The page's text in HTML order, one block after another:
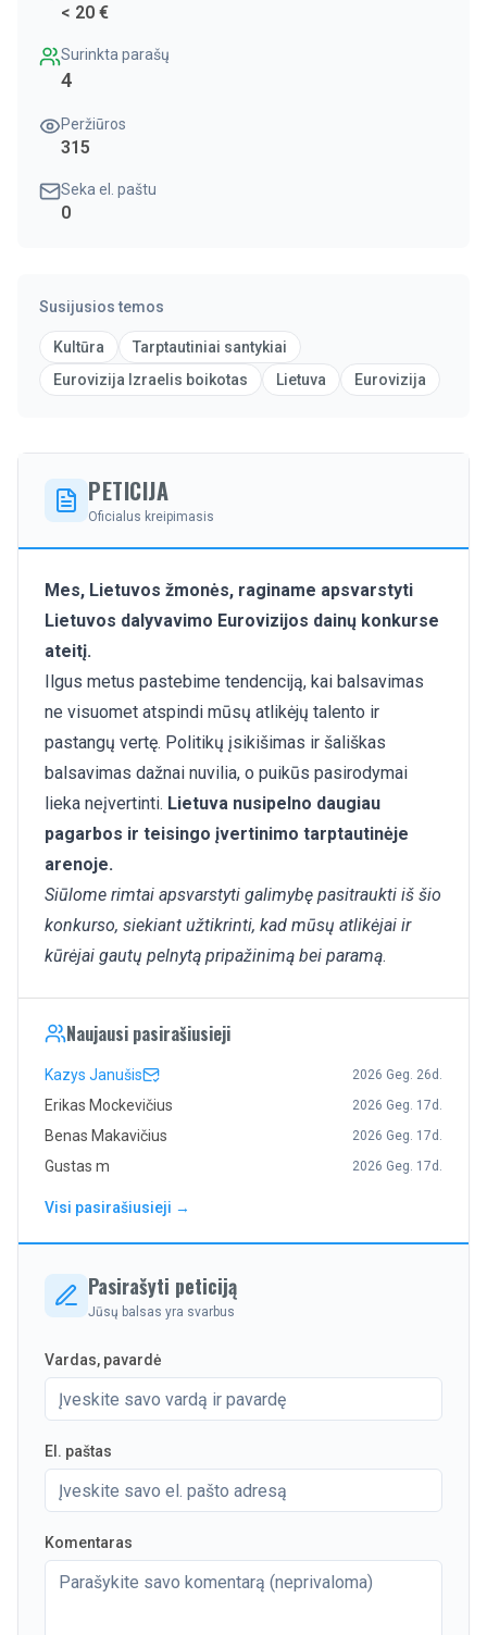
< 20 €
Surinkta parašų
4
Peržiūros
315
Seka el. paštu
0
Susijusios temos
Kultūra
Tarptautiniai santykiai
Eurovizija Izraelis boikotas
Lietuva Eurovizija
PETICIJA
Oficialus kreipimasis
Mes, Lietuvos žmonės, raginame apsvarstyti
Lietuvos dalyvavimo Eurovizijos dainų konkurse
ateitį.
Ilgus metus pastebime tendenciją, kai balsavimas
ne visuomet atspindi mūsų atlikėjų talento ir
pastangų vertę. Politikų įsikišimas ir šališkas
balsavimas dažnai nuvilia, o puikūs pasirodymai
lieka neįvertinti. Lietuva nusipelno daugiau
pagarbos ir teisingo įvertinimo tarptautinėje
arenoje.
Siūlome rimtai apsvarstyti galimybę pasitraukti iš šio
konkurso, siekiant užtikrinti, kad mūsų atlikėjai ir
kūrėjai gautų pelnytą pripažinimą bei paramą.
Naujausi pasirašiusieji
Kazys Janušis 2026 Geg. 26d.
Erikas Mockevičius 2026 Geg. 17d.
Benas Makavičius 2026 Geg. 17d.
Gustas m 2026 Geg. 17d.
Visi pasirašiusieji →
Pasirašyti peticiją
Jūsų balsas yra svarbus
Vardas, pavardė
El. paštas
Komentaras